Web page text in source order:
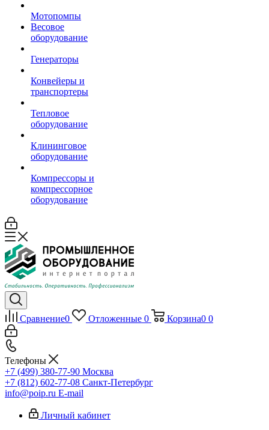
Мотопомпы
Весовое
оборудование
Генераторы
Конвейеры и
транспортеры
Тепловое
оборудование
Клининговое
оборудование
Компрессоры и
компрессорное
оборудование
Сравнение0 Отложенные 0 Корзина0 0
Телефоны
+7 (499) 380-77-90 Москва
+7 (812) 602-77-08 Санкт-Петербург
info@poip.ru E-mail
Личный кабинет